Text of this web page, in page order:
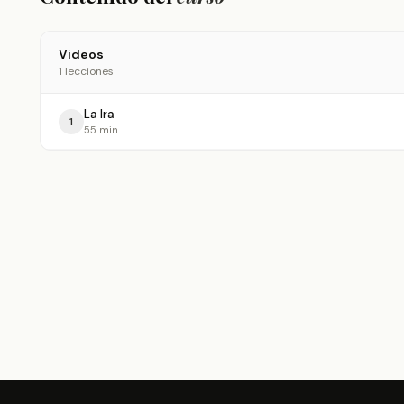
Videos
1 lecciones
1 La Ira
55 min